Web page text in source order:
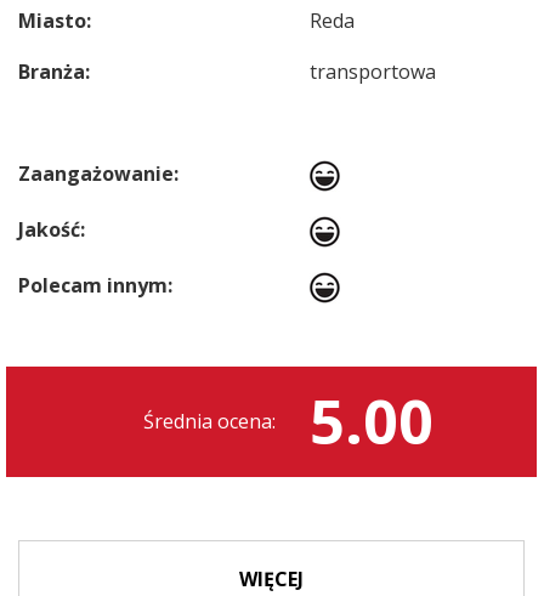
Miasto:
Reda
Branża:
transportowa
Zaangażowanie:
Jakość:
Polecam innym:
Średnia ocena: 5.00
WIĘCEJ